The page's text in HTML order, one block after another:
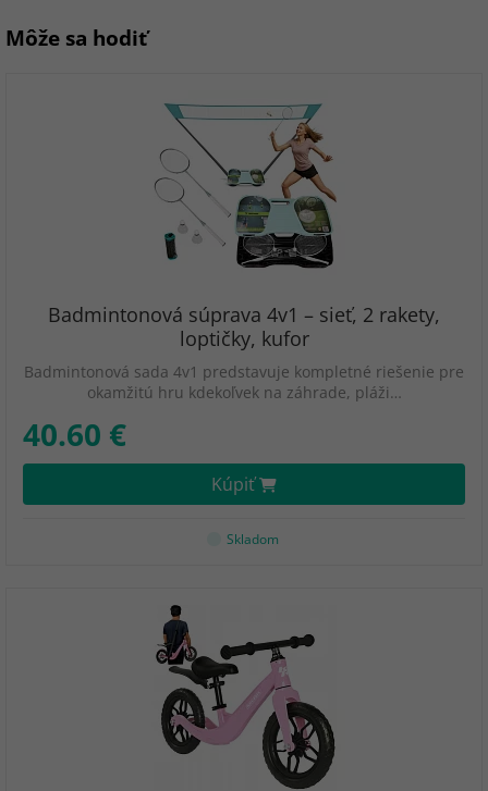
Môže sa hodiť
Badmintonová súprava 4v1 – sieť, 2 rakety,
loptičky, kufor
Badmintonová sada 4v1 predstavuje kompletné riešenie pre
okamžitú hru kdekoľvek na záhrade, pláži…
40.60 €
Kúpiť
Skladom